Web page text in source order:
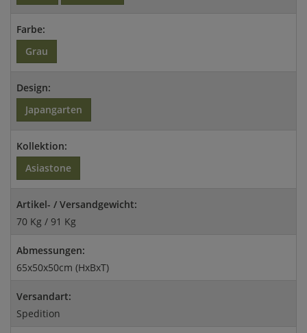
Farbe:
Grau
Design:
Japangarten
Kollektion:
Asiastone
Artikel- / Versandgewicht:
70 Kg / 91 Kg
Abmessungen:
65x50x50cm (HxBxT)
Versandart:
Spedition